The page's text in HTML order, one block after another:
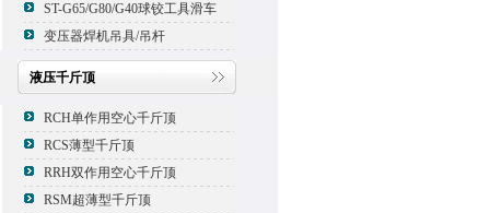
ST-G65/G80/G40球铰工具滑车
变压器焊机吊具/吊杆
液压千斤顶
RCH单作用空心千斤顶
RCS薄型千斤顶
RRH双作用空心千斤顶
RSM超薄型千斤顶